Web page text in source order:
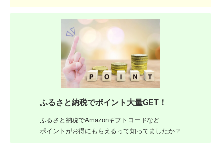
ふるさと納税でポイント大量GET！
ふるさと納税でAmazonギフトコードなど
ポイントがお得にもらえるって知ってましたか？